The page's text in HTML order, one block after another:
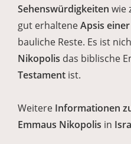
Sehenswürdigkeiten wie
gut erhalteneApsis
bauliche Reste. Es ist
Nikopolis das biblische
Testament ist.
Weitere Informationen
Emmaus Nikopolis in